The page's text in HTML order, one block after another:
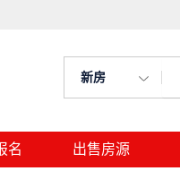
新房
名 出售房源